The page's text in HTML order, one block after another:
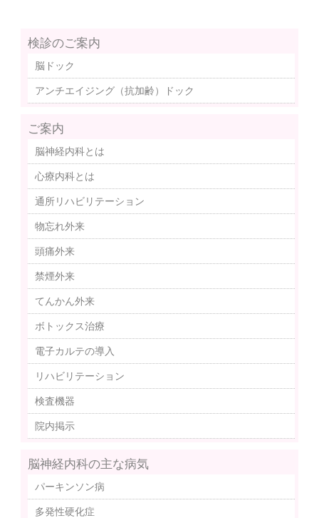
検診のご案内
脳ドック
アンチエイジング（抗加齢）ドック
ご案内
脳神経内科とは
心療内科とは
通所リハビリテーション
物忘れ外来
頭痛外来
禁煙外来
てんかん外来
ボトックス治療
電子カルテの導入
リハビリテーション
検査機器
院内掲示
脳神経内科の主な病気
パーキンソン病
多発性硬化症